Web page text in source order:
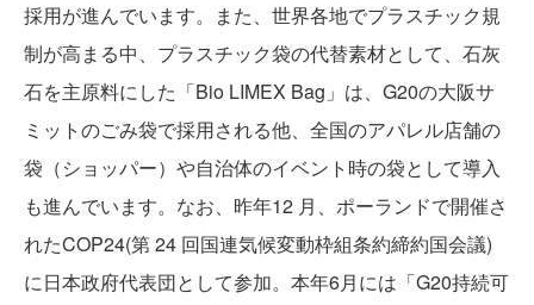
採用が進んでいます。また、世界各地でプラスチック規
制が高まる中、プラスチック袋の代替素材として、石灰
石を主原料にした「Bio LIMEX Bag」は、G20の大阪サ
ミットのごみ袋で採用される他、全国のアパレル店舗の
袋（ショッパー）や自治体のイベント時の袋として導入
も進んでいます。なお、昨年12 月、ポーランドで開催さ
れたCOP24(第 24 回国連気候変動枠組条約締約国会議)
に日本政府代表団として参加。本年6月には「G20持続可